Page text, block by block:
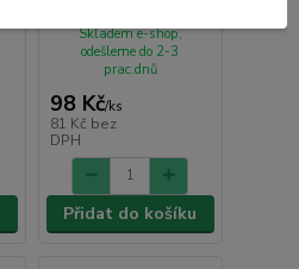
98 Kč/ks
81 Kč bez
DPH
Skladem e-shop,
odešleme do 2-3
prac.dnů
Přidat do košíku